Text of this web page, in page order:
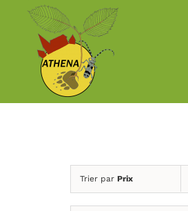
Passer
contenu
Trier par Prix